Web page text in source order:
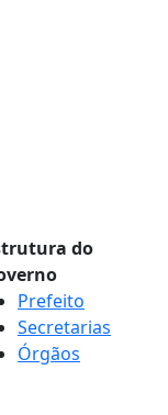
do
Prefeito
Secretarias
Órgãos